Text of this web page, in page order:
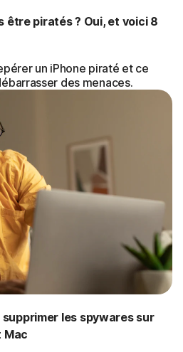
être piratés ? Oui, et voici 8
un iPhone piraté et ce
des menaces.
les spywares sur
Mac